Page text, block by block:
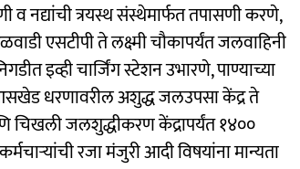
व नद्यांची त्रयस्थ संस्थेमार्फत तपासणी करणे,
एसटीपी ते लक्ष्मी चौकापर्यंत जलवाहिनी
इव्ही चार्जिंग स्टेशन उभारणे, पाण्याच्या
धरणावरील अशुद्ध जलउपसा केंद्र ते
चिखली जलशुद्धीकरण केंद्रापर्यंत १४००
रजा मंजुरी आदी विषयांना मान्यता